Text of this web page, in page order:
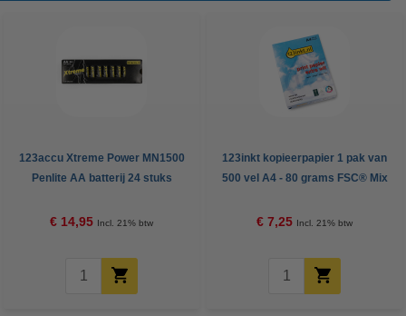
123accu Xtreme Power MN1500
Penlite AA batterij 24 stuks
€ 14,95 Incl. 21% btw
123inkt kopieerpapier 1 pak van
500 vel A4 - 80 grams FSC® Mix
€ 7,25 Incl. 21% btw